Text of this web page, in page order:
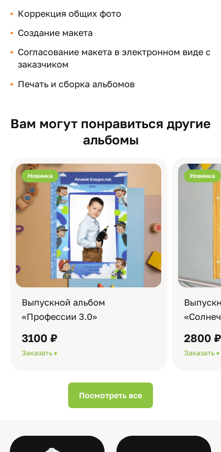
Коррекция общих фото
Создание макета
Согласование макета в электронном виде с
заказчиком
Печать и сборка альбомов
Вам могут понравиться другие
альбомы
Новинка
Выпускной альбом
«Профессии 3.0»
3100 ₽
Заказать
Новинка
2800
Заказать
Посмотреть все